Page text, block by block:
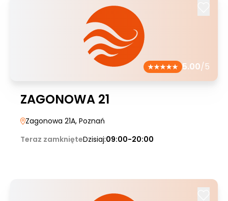
5.00/5
ZAGONOWA 21
Zagonowa 21A, Poznań
Teraz zamknięteDzisiaj:09:00-20:00